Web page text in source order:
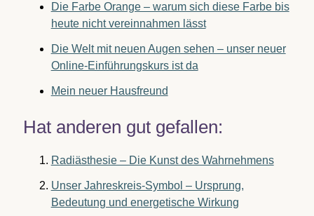
Die Farbe Orange – warum sich diese Farbe bis
heute nicht vereinnahmen lässt
Die Welt mit neuen Augen sehen – unser neuer
Online-Einführungskurs ist da
Mein neuer Hausfreund
Hat anderen gut gefallen:
Radiästhesie – Die Kunst des Wahrnehmens
Unser Jahreskreis-Symbol – Ursprung,
Bedeutung und energetische Wirkung